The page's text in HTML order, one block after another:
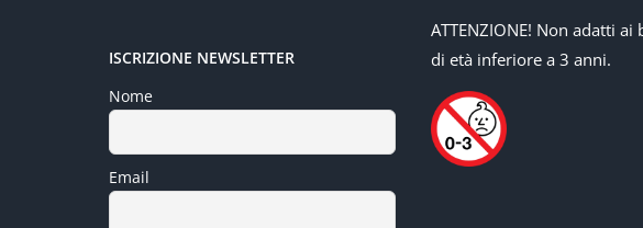
ISCRIZIONE NEWSLETTER
Nome
Email
ATTENZIONE! Non adatti ai
di età inferiore a 3 anni.